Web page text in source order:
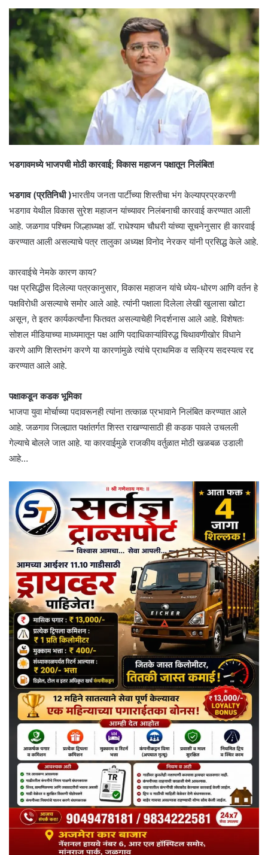
भडगावमध्ये भाजपची मोठी कारवाई; विकास महाजन पक्षातून निलंबित!
भडगाव (प्रतिनिधी )भारतीय जनता पार्टीच्या शिस्तीचा भंग केल्याप्रप्रकरणी
भडगाव येथील विकास सुरेश महाजन यांच्यावर निलंबनाची कारवाई करण्यात आली
आहे. जळगाव पश्चिम जिल्हाध्यक्ष डॉ. राधेश्याम चौधरी यांच्या सूचनेनुसार ही कारवाई
करण्यात आली असल्याचे पत्र तालुका अध्यक्ष विनोद नेरकर यांनी प्रसिद्ध केले आहे.
कारवाईचे नेमके कारण काय?
पक्ष प्रसिद्धीस दिलेल्या पत्रकानुसार, विकास महाजन यांचे ध्येय-धोरण आणि वर्तन हे
पक्षविरोधी असल्याचे समोर आले आहे. त्यांनी पक्षाला दिलेला लेखी खुलासा खोटा
असून, ते इतर कार्यकर्त्यांना फितवत असल्याचेही निदर्शनास आले आहे. विशेषतः
सोशल मीडियाच्या माध्यमातून पक्ष आणि पदाधिकाऱ्यांविरुद्ध चिथावणीखोर विधाने
करणे आणि शिस्तभंग करणे या कारणांमुळे त्यांचे प्राथमिक व सक्रिय सदस्यत्व रद्द
करण्यात आले आहे.
पक्षाकडून कडक भूमिका
भाजपा युवा मोर्चाच्या पदावरूनही त्यांना तत्काळ प्रभावाने निलंबित करण्यात आले
आहे. जळगाव जिल्ह्यात पक्षांतर्गत शिस्त राखण्यासाठी ही कडक पावले उचलली
गेल्याचे बोलले जात आहे. या कारवाईमुळे राजकीय वर्तुळात मोठी खळबळ उडाली
आहे…